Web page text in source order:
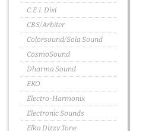
C.E.I. Dixi
CBS/Arbiter
Colorsound/Sola Sound
CosmoSound
Dharma Sound
EKO
Electro-Harmonix
Electronic Sounds
Elka Dizzy Tone